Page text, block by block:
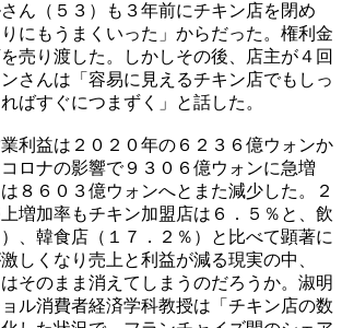
ん（５３）も３年前にチキン店を閉め
にもうまくいった」からだった。権利金
売り渡した。しかしその後、店主が４回
さんは「容易に見えるチキン店でもしっ
ばすぐにつまずく」と話した。
利益は２０２０年の６２３６億ウォンか
ロナの影響で９３０６億ウォンに急増
８６０３億ウォンへとまた減少した。２
増加率もチキン加盟店は６．５％と、飲
、韓食店（１７．２％）と比べて顕著に
しくなり売上と利益が減る現実の中、
はそのまま消えてしまうのだろうか。淑明
ル消費者経済学科教授は「チキン店の数